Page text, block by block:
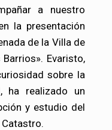
a nuestro
la presentación
de la Villa de
Evaristo,
sobre la
ha realizado un
y estudio del